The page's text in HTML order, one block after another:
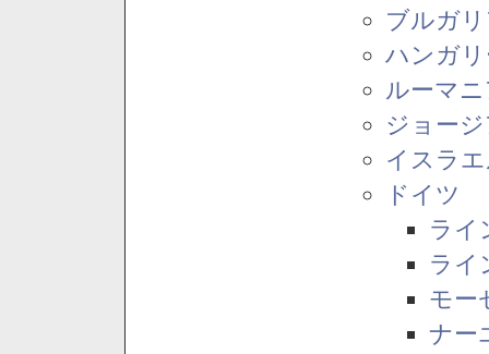
ブルガ
ハンガ
ルーマ
ジョー
イスラ
ドイツ
ライ
ライ
モー
ナー